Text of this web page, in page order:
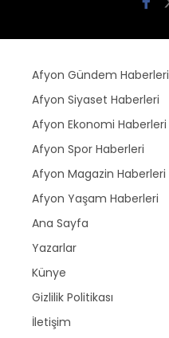
Afyon Gündem Haberleri
Afyon Siyaset Haberleri
Afyon Ekonomi Haberleri
Afyon Spor Haberleri
Afyon Magazin Haberleri
Afyon Yaşam Haberleri
Ana Sayfa
Yazarlar
Künye
Gizlilik Politikası
İletişim